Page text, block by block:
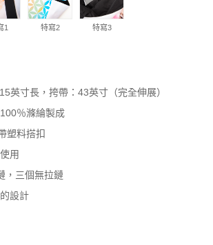
1 特寫2 特寫3
英寸長，挎帶：43英寸（完全伸展）
％滌綸製成
塑料搭扣
用
，三個無拉鏈
設計